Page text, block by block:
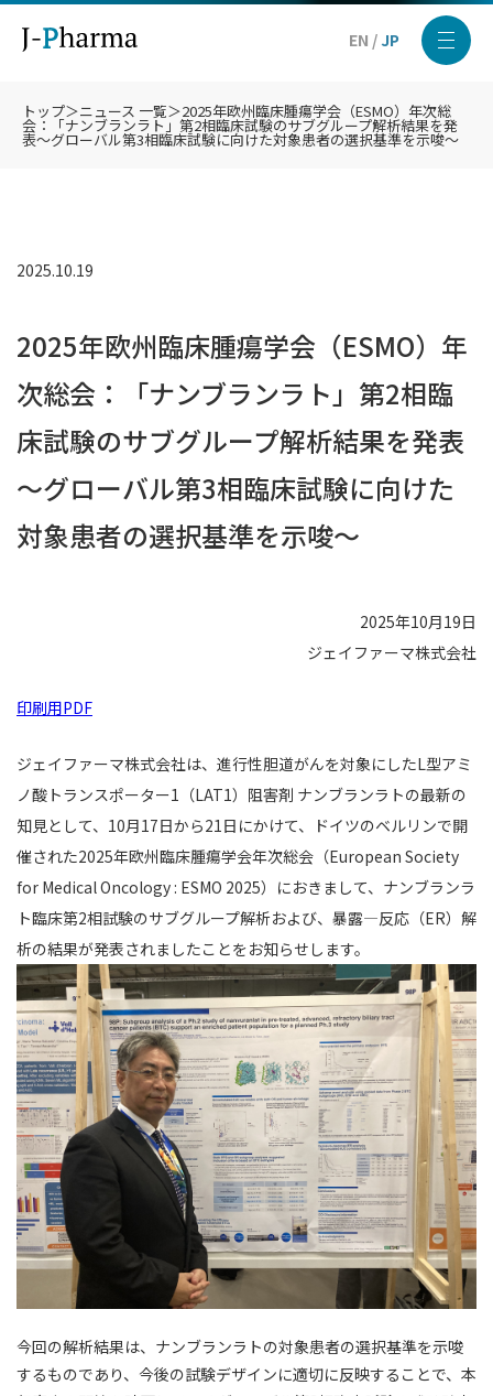
EN / JP
トップ＞ニュース 一覧＞2025年欧州臨床腫瘍学会（ESMO）年次総
会：「ナンブランラト」第2相臨床試験のサブグループ解析結果を発
表～グローバル第3相臨床試験に向けた対象患者の選択基準を示唆～
2025.10.19
2025年欧州臨床腫瘍学会（ESMO）年
次総会：「ナンブランラト」第2相臨
床試験のサブグループ解析結果を発表
～グローバル第3相臨床試験に向けた
対象患者の選択基準を示唆～
2025年10月19日
ジェイファーマ株式会社
印刷用PDF
ジェイファーマ株式会社は、進行性胆道がんを対象にしたL型アミ
ノ酸トランスポーター1（LAT1）阻害剤 ナンブランラトの最新の
知見として、10月17日から21日にかけて、ドイツのベルリンで開
催された2025年欧州臨床腫瘍学会年次総会（European Society
for Medical Oncology : ESMO 2025）におきまして、ナンブランラ
ト臨床第2相試験のサブグループ解析および、暴露―反応（ER）解
析の結果が発表されましたことをお知らせします。
今回の解析結果は、ナンブランラトの対象患者の選択基準を示唆
するものであり、今後の試験デザインに適切に反映することで、本